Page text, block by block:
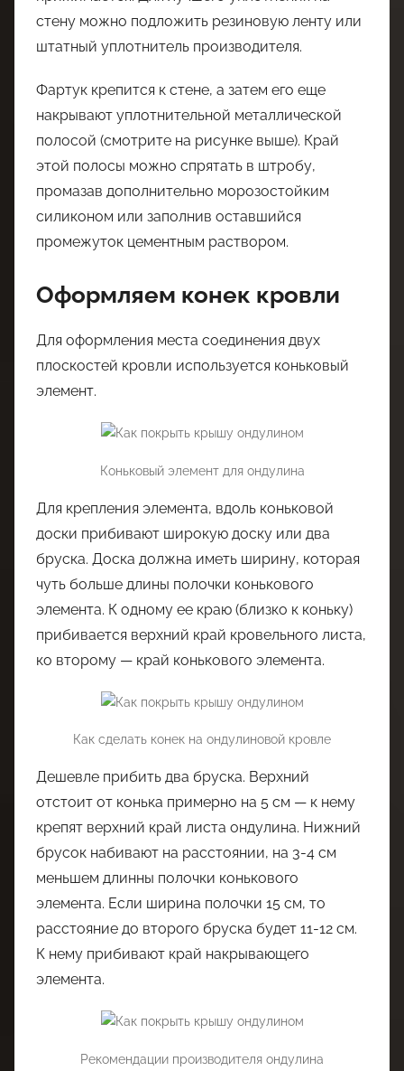
стену можно подложить резиновую ленту или
штатный уплотнитель производителя.
Фартук крепится к стене, а затем его еще
накрывают уплотнительной металлической
полосой (смотрите на рисунке выше). Край
этой полосы можно спрятать в штробу,
промазав дополнительно морозостойким
силиконом или заполнив оставшийся
промежуток цементным раствором.
Оформляем конек кровли
Для оформления места соединения двух
плоскостей кровли используется коньковый
элемент.
Коньковый элемент для ондулина
Для крепления элемента, вдоль коньковой
доски прибивают широкую доску или два
бруска. Доска должна иметь ширину, которая
чуть больше длины полочки конькового
элемента. К одному ее краю (близко к коньку)
прибивается верхний край кровельного листа,
ко второму — край конькового элемента.
Как сделать конек на ондулиновой кровле
Дешевле прибить два бруска. Верхний
отстоит от конька примерно на 5 см — к нему
крепят верхний край листа ондулина. Нижний
брусок набивают на расстоянии, на 3-4 см
меньшем длинны полочки конькового
элемента. Если ширина полочки 15 см, то
расстояние до второго бруска будет 11-12 см.
К нему прибивают край накрывающего
элемента.
Рекомендации производителя ондулина